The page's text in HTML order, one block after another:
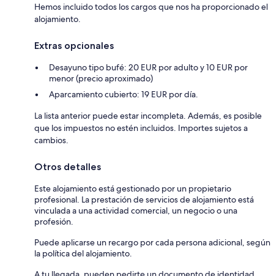
Hemos incluido todos los cargos que nos ha proporcionado el
alojamiento.
Extras opcionales
Desayuno tipo bufé: 20 EUR por adulto y 10 EUR por
menor (precio aproximado)
Aparcamiento cubierto: 19 EUR por día.
La lista anterior puede estar incompleta. Además, es posible
que los impuestos no estén incluidos. Importes sujetos a
cambios.
Otros detalles
Este alojamiento está gestionado por un propietario
profesional. La prestación de servicios de alojamiento está
vinculada a una actividad comercial, un negocio o una
profesión.
Puede aplicarse un recargo por cada persona adicional, según
la política del alojamiento.